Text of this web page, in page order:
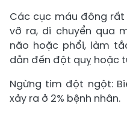
Các cục máu đông
vỡ ra, di chuyển qua
não hoặc phổi, làm
dẫn đến đột quỵ hoặc
Ngừng tim đột ngột:
xảy ra ở 2% bệnh nhân.